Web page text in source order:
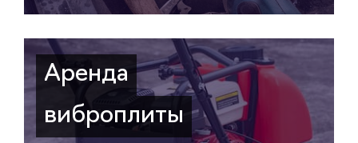
Аренда
виброплиты